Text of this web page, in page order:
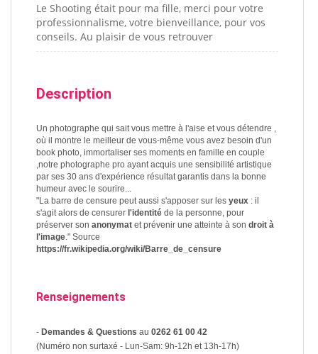
Le Shooting était pour ma fille, merci pour votre
professionnalisme, votre bienveillance, pour vos
conseils. Au plaisir de vous retrouver
Description
Un photographe qui sait vous mettre à l'aise et vous détendre ,
où il montre le meilleur de vous-même vous avez besoin d'un
book photo, immortaliser ses moments en famille en couple
,notre photographe pro ayant acquis une sensibilité artistique
par ses 30 ans d'expérience résultat garantis dans la bonne
humeur avec le sourire...
"La barre de censure peut aussi s'apposer sur les yeux : il
s'agit alors de censurer l'identité de la personne, pour
préserver son anonymat et prévenir une atteinte à son droit à
l'image." Source
https://fr.wikipedia.org/wiki/Barre_de_censure
Renseignements
- Demandes & Questions au 0262 61 00 42
(Numéro non surtaxé - Lun-Sam: 9h-12h et 13h-17h)